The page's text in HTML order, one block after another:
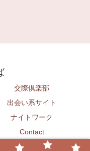
交際倶楽部
出会い系サイト
ナイトワーク
Contact
.